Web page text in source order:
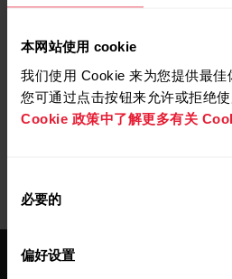
本网站使用 cookie
我们使用 Cookie 来为您提供最佳
您可通过点击按钮来允许或拒绝使
Cookie 政策中了解更多有关
必要的
偏好设置
sleepwise-white-paper.pdf